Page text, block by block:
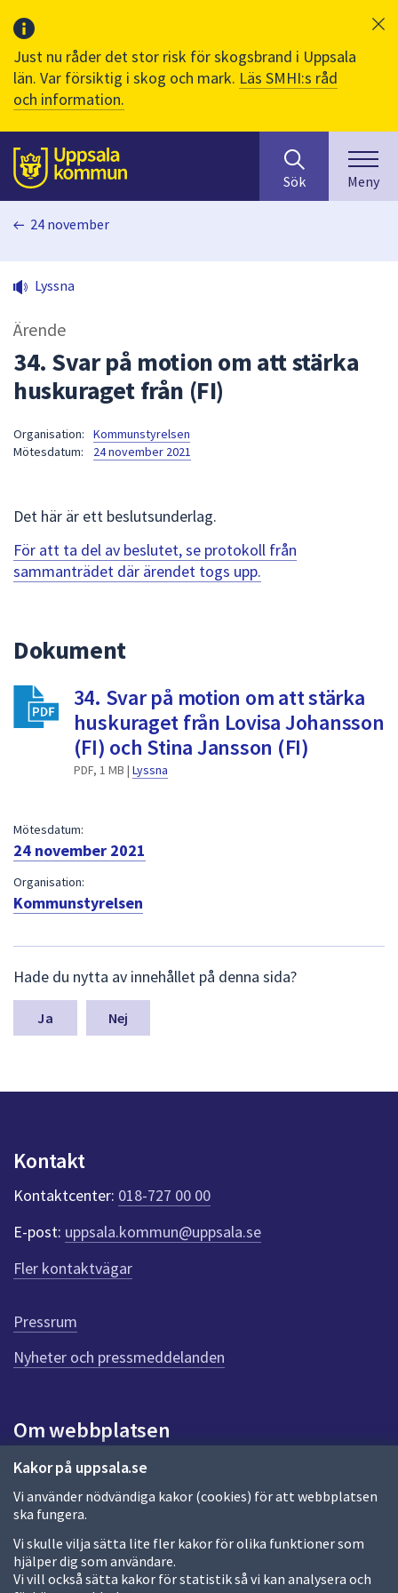
Just nu råder det stor risk för skogsbrand i Uppsala
län. Var försiktig i skog och mark. Läs SMHI:s råd
och information.
Till sidans
huvudinnehåll
efter
innehåll
på
sökfältet
kommer
för
att
navigera
för
att
välja
något
Sök Meny
Kakor på uppsala.se
Vi använder nödvändiga kakor (cookies) för att webbplatsen
ska fungera.
Vi skulle vilja sätta lite fler kakor för olika funktioner som
hjälper dig som användare.
Vi vill också sätta kakor för statistik så vi kan analysera och
24 november
Lyssna
Ärende
34. Svar på motion om att stärka
huskuraget från (FI)
Organisation:
Kommunstyrelsen
Mötesdatum:
24 november 2021
Det här är ett beslutsunderlag.
För att ta del av beslutet, se protokoll från
sammanträdet där ärendet togs upp.
Dokument
34. Svar på motion om att stärka
huskuraget från Lovisa Johansson
(FI) och Stina Jansson (FI)
PDF, 1 MB | Lyssna
Mötesdatum:
24 november 2021
Organisation:
Kommunstyrelsen
ä
m
a
n
k
t
e
r
f
ö
r
e
n
n
a
d
a
Hade du nytta av innehållet på denna sida?
Nej
Kontakt
Kontaktcenter: 018-727 00 00
E-post: uppsala.kommun@uppsala.se
Fler kontaktvägar
Pressrum
Nyheter och pressmeddelanden
Om webbplatsen
Om webbplatsen
Allmänna handlingar och diarium
Behandling av personuppgifter
Kakor